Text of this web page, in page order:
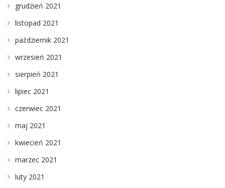
grudzień 2021
listopad 2021
październik 2021
wrzesień 2021
sierpień 2021
lipiec 2021
czerwiec 2021
maj 2021
kwiecień 2021
marzec 2021
luty 2021